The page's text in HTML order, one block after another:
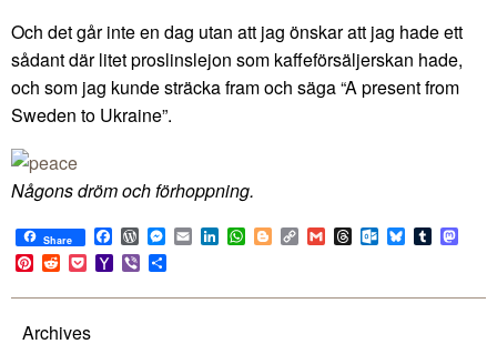
Och det går inte en dag utan att jag önskar att jag hade ett
sådant där litet proslinslejon som kaffeförsäljerskan hade,
och som jag kunde sträcka fram och säga “A present from
Sweden to Ukraine”.
Någons dröm och förhoppning.
Share Facebook
WordPress
Messenger
EmailLinkedIn
WhatsApp
BloggerCopy
Link
GmailThreadsOutlook.com
BlueskyTumblr
Pinterest
RedditPocketYahoo
Mail
Viber
Archives